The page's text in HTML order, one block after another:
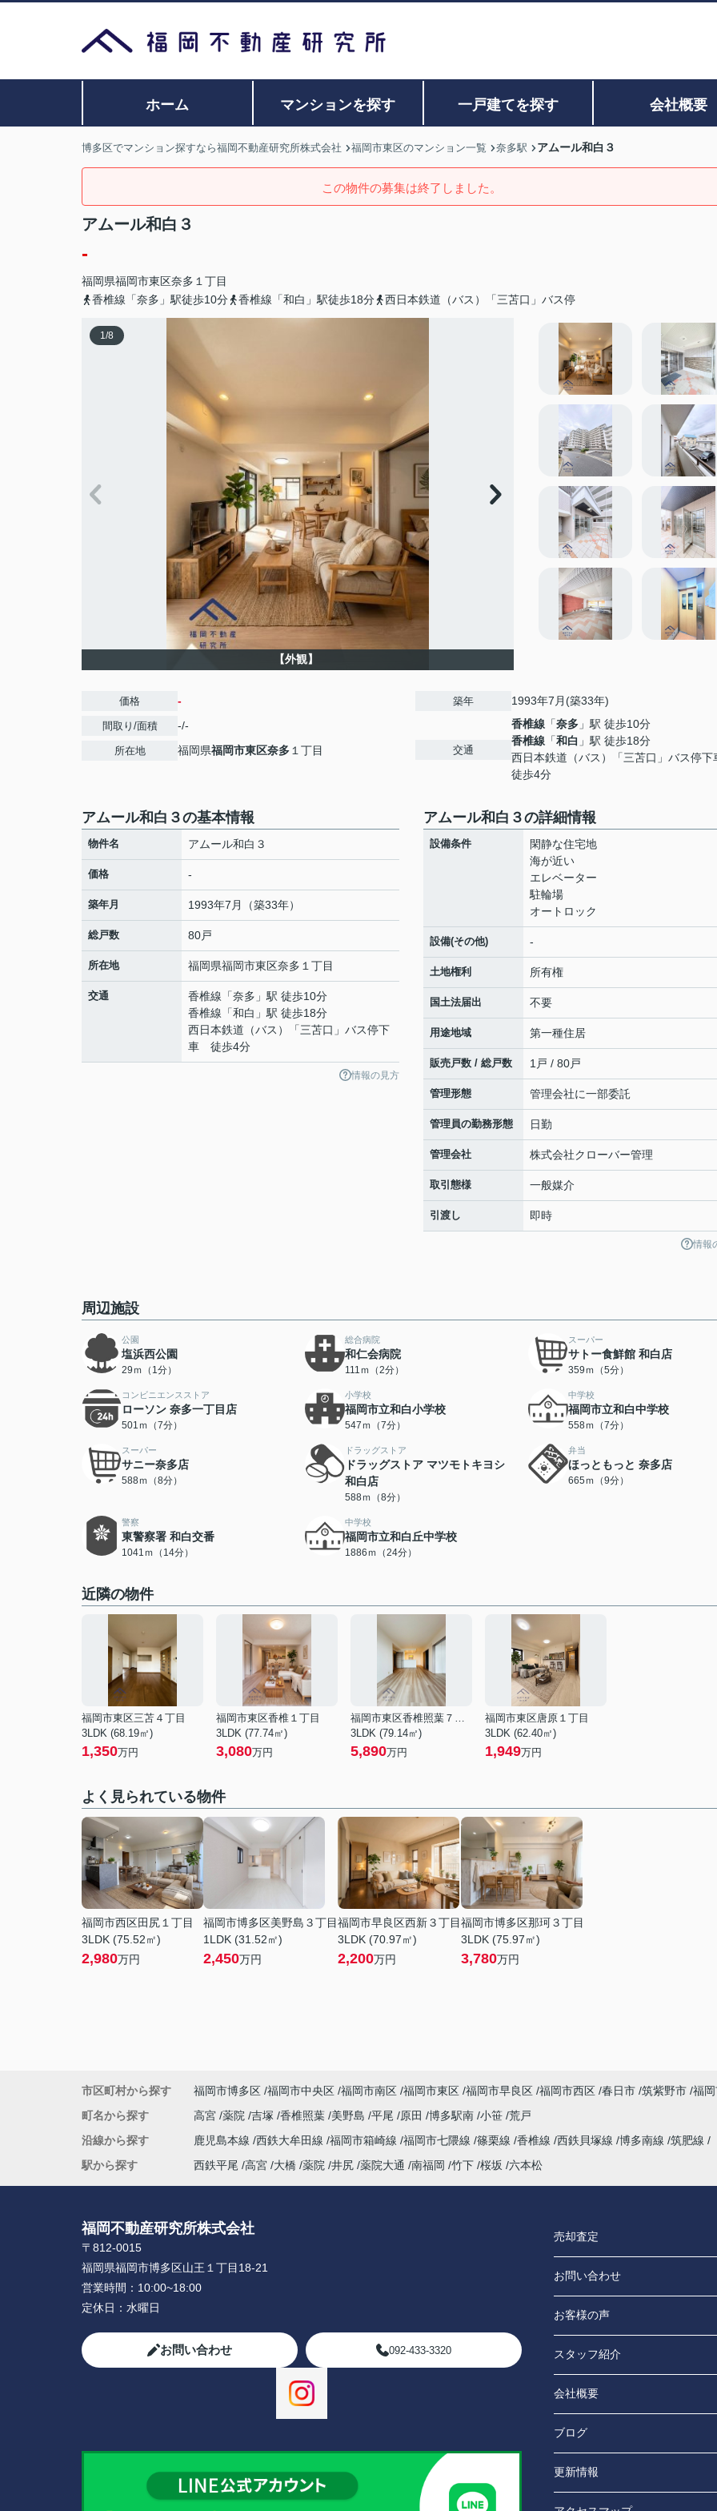
ホーム マンションを探す 一戸建てを探す 会社概要
博多区でマンション探すなら福岡不動産研究所株式会社 福岡市東区のマンション一覧 奈多駅 アムール和白３
この物件の募集は終了しました。
アムール和白３
-
福岡県福岡市東区奈多 １丁目
香椎線「奈多」駅徒歩10分
香椎線「和白」駅徒歩18分 西日本鉄道（バス）「三苫口」バス停
1/8
【外観】
価格 -
間取り/面積 -/-
所在地 福岡県福岡市東区奈多 １丁目
築年 1993年7月(築33年)
交通
香椎線 「奈多 」駅 徒歩10分
香椎線 「和白 」駅 徒歩18分
西日本鉄道（バス）「三苫口」バス停
徒歩4分
アムール和白３の基本情報
物件名 アムール和白３
価格 -
築年月 1993年7月（築33年）
総戸数 80戸
所在地 福岡県福岡市東区奈多 １丁目
交通 香椎線 「奈多 」駅 徒歩10分
香椎線 「和白 」駅 徒歩18分
西日本鉄道（バス）「三苫口」バス停下
車 徒歩4分
情報の見方
アムール和白３の詳細情報
設備条件
閑静な住宅地
海が近い
エレベーター
駐輪場
オートロック
設備(その他) -
土地権利 所有権
国土法届出 不要
用途地域 第一種住居
販売戸数 / 総戸数 1戸 / 80戸
管理形態 管理会社に一部委託
管理員の勤務形態 日勤
管理会社 株式会社クローバー管理
取引態様 一般媒介
引渡し 即時
情報
周辺施設
公園
塩浜西公園
29ｍ（1分）
総合病院
和仁会病院
111ｍ（2分）
スーパー
サトー食鮮館 和白店
359ｍ（5分）
コンビニエンスストア
ローソン 奈多一丁目店
501ｍ（7分）
小学校
福岡市立和白小学校
547ｍ（7分）
中学校
福岡市立和白中学校
558ｍ（7分）
スーパー
サニー奈多店
588ｍ（8分）
ドラッグストア
ドラッグストア マツモトキヨシ
和白店
588ｍ（8分）
弁当
ほっともっと 奈多店
665ｍ（9分）
警察
東警察署 和白交番
1041ｍ（14分）
中学校
福岡市立和白丘中学校
1886ｍ（24分）
近隣の物件
福岡市東区三苫４丁目
3LDK (68.19㎡)
1,350万円
福岡市東区香椎１丁目
3LDK (77.74㎡)
3,080万円
福岡市東区香椎照葉７丁目
3LDK (79.14㎡)
5,890万円
福岡市東区唐原１丁目
3LDK (62.40㎡)
1,949万円
よく見られている物件
福岡市西区田尻１丁目
3LDK (75.52㎡)
2,980万円
福岡市博多区美野島３丁目
1LDK (31.52㎡)
2,450万円
福岡市早良区西新３丁目
3LDK (70.97㎡)
2,200万円
福岡市博多区那珂３丁目
3LDK (75.97㎡)
3,780万円
市区町村から探す 福岡市博多区 福岡市中央区 福岡市南区 福岡市東区 福岡市早良区 福岡市西区 春日市 筑紫野市 福
町名から探す
高宮 薬院 吉塚 香椎照葉 美野島 平尾 原田 博多駅南 小笹 荒戸
沿線から探す
鹿児島本線 西鉄大牟田線 福岡市箱崎線 福岡市七隈線 篠栗線 香椎線 西鉄貝塚線 博多南線 筑肥線
駅から探す
西鉄平尾 高宮 大橋 薬院 井尻 薬院大通 南福岡 竹下 桜坂 六本松
福岡不動産研究所株式会社
〒812-0015
福岡県福岡市博多区山王１丁目18-21
営業時間： 10:00~18:00
定休日： 水曜日
お問い合わせ 092-433-3320
売却査定
お問い合わせ
お客様の声
スタッフ紹介
会社概要
ブログ
更新情報